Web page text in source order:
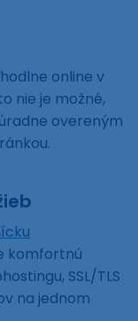
online v
nie je možné,
overeným
komfortnú
SSL/TLS
na jednom